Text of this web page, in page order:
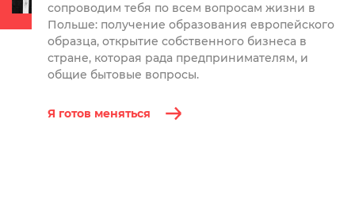
сопроводим тебя по всем вопросам жизни в
Польше: получение образования европейского
образца, открытие собственного бизнеса в
стране, которая рада предпринимателям, и
общие бытовые вопросы.
Я готов меняться